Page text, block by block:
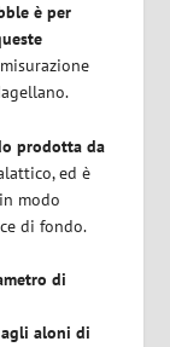
è per
prodotta da
ed è
modo
di fondo.
di
aloni di